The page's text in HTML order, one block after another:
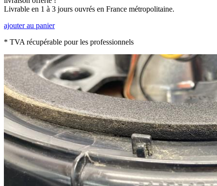
Livrable en 1 à 3 jours ouvrés en France métropolitaine.
ajouter au panier
* TVA récupérable pour les professionnels